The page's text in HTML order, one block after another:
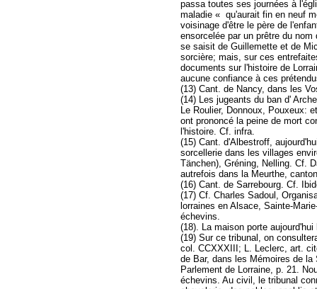
passa toutes ses journées à
maladie « qu'aurait fin en neuf
voisinage d'être le père de
ensorcelée par un prêtre du
se saisit de Guillemette et de
sorcière; mais, sur ces
documents sur l'histoire de
aucune confiance à ces
(13) Cant. de Nancy, dans les
(14) Les jugeants du ban d'
Le Roulier, Donnoux, Pouxeux:
ont prononcé la peine de mort
l'histoire. Cf. infra.
(15) Cant. d'Albestroff,
sorcellerie dans les villages
Tänchen), Gréning, Nelling. Cf.
autrefois dans la Meurthe,
(16) Cant. de Sarrebourg. Cf.
(17) Cf. Charles Sadoul,
lorraines en Alsace, Sainte-
échevins.
(18). La maison porte
(19) Sur ce tribunal, on
col. CCXXXIII; L. Leclerc, art.
de Bar, dans les Mémoires de
Parlement de Lorraine, p. 21.
échevins. Au civil, le tribunal